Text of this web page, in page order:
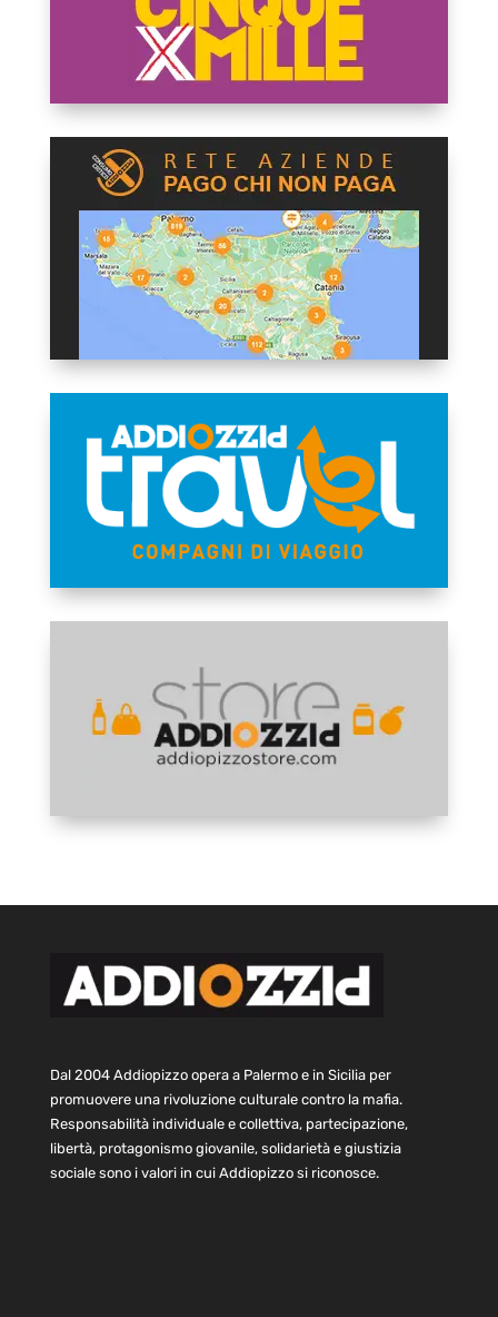
Dal 2004 Addiopizzo opera a Palermo e in Sicilia per
promuovere una rivoluzione culturale contro la mafia.
Responsabilità individuale e collettiva, partecipazione,
libertà, protagonismo giovanile, solidarietà e giustizia
sociale sono i valori in cui Addiopizzo si riconosce.